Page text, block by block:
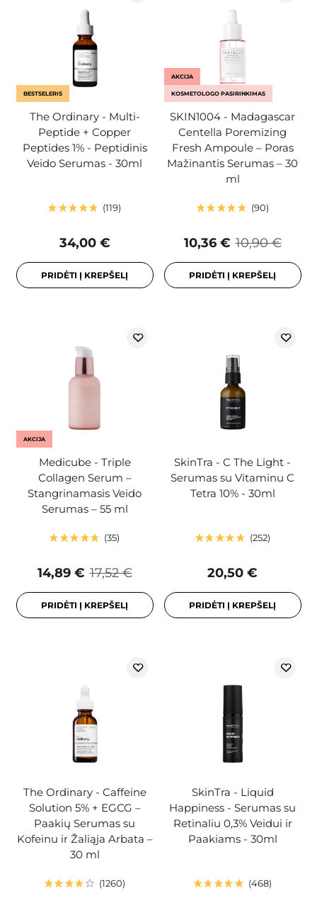
BESTSELERIS
The Ordinary - Multi-
Peptide + Copper
Peptides 1% - Peptidinis
Veido Serumas - 30ml
119
34,00 €
PRIDĖTI Į KREPŠELĮ
AKCIJA
KOSMETOLOGO PASIRINKIMAS
SKIN1004 - Madagascar
Centella Poremizing
Fresh Ampoule – Poras
Mažinantis Serumas – 30
ml
90
10,90 €
10,36 €
PRIDĖTI Į KREPŠELĮ
AKCIJA
Medicube - Triple
Collagen Serum –
Stangrinamasis Veido
Serumas – 55 ml
35
17,52 €
14,89 €
PRIDĖTI Į KREPŠELĮ
SkinTra - C The Light -
Serumas su Vitaminu C
Tetra 10% - 30ml
252
20,50 €
PRIDĖTI Į KREPŠELĮ
The Ordinary - Caffeine
Solution 5% + EGCG –
Paakių Serumas su
Kofeinu ir Žaliąja Arbata –
30 ml
1260
SkinTra - Liquid
Happiness - Serumas su
Retinaliu 0,3% Veidui ir
Paakiams - 30ml
468